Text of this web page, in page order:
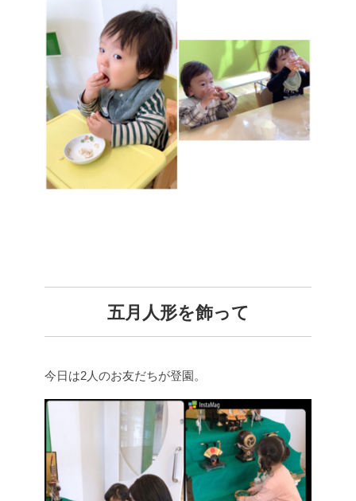
五月人形を飾って
今日は2人のお友だちが登園。